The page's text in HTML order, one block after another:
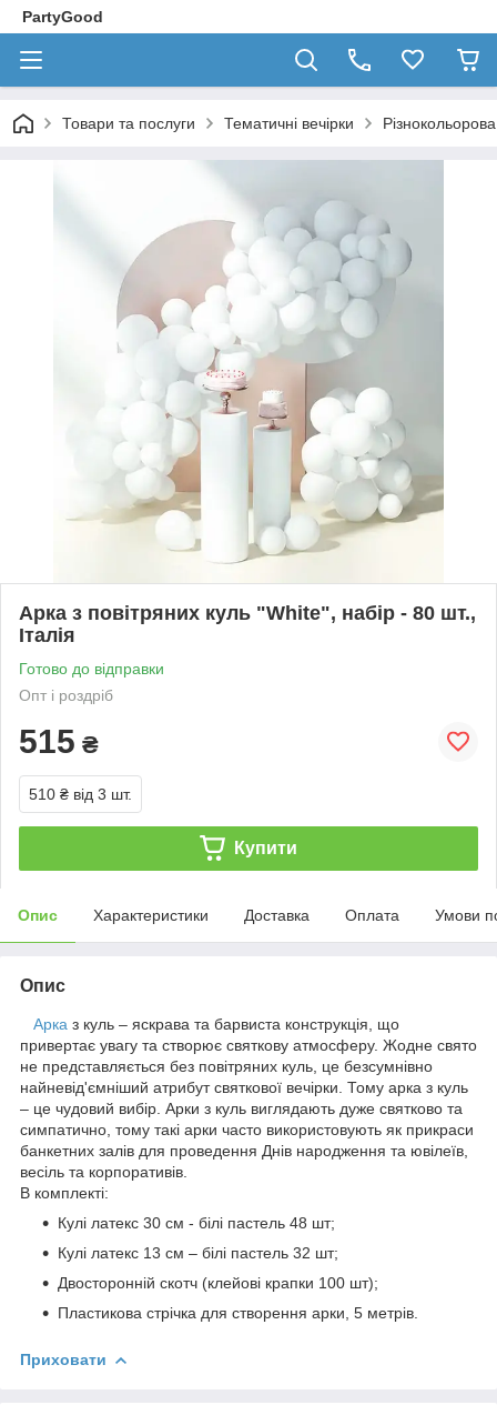
PartyGood
Товари та послуги Тематичні вечірки
Арка з повітряних куль "White", набір - 80 шт.,
Італія
Готово до відправки
Опт і роздріб
515 ₴
510 ₴ від 3 шт.
Купити
Опис Характеристики Доставка Оплата Умови
Опис
Арка з куль – яскрава та барвиста конструкція, що
привертає увагу та створює святкову атмосферу. Жодне свято
не представляється без повітряних куль, це безсумнівно
найневід'ємніший атрибут святкової вечірки. Тому арка з куль
– це чудовий вибір. Арки з куль виглядають дуже святково та
симпатично, тому такі арки часто використовують як прикраси
банкетних залів для проведення Днів народження та ювілеїв,
весіль та корпоративів.
В комплекті:
Кулі латекс 30 см - білі пастель 48 шт;
Кулі латекс 13 см – білі пастель 32 шт;
Двосторонній скотч (клейові крапки 100 шт);
Пластикова стрічка для створення арки, 5 метрів.
Приховати